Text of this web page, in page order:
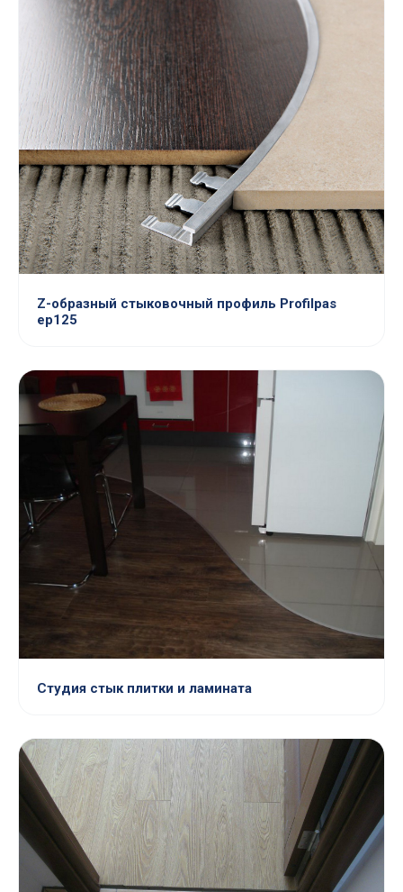
Z-образный стыковочный профиль Profilpas
ер125
Студия стык плитки и ламината